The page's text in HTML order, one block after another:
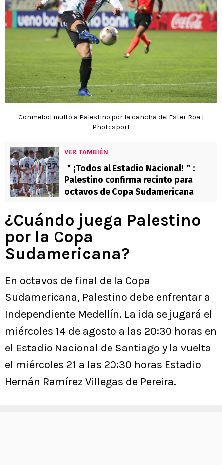
Conmebol multó a Palestino por la cancha del Ester Roa |
Photosport
VER TAMBIÉN
＂¡Todos al Estadio Nacional!＂:
Palestino confirma recinto para
octavos de Copa Sudamericana
¿Cuándo juega Palestino
por la Copa
Sudamericana?
En octavos de final de la Copa
Sudamericana, Palestino debe enfrentar a
Independiente Medellín. La ida se jugará el
miércoles 14 de agosto a las 20:30 horas en
el Estadio Nacional de Santiago y la vuelta
el miércoles 21 a las 20:30 horas Estadio
Hernán Ramírez Villegas de Pereira.